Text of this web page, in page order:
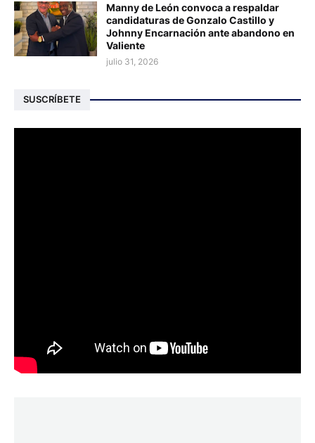
Manny de León convoca a respaldar
candidaturas de Gonzalo Castillo y
Johnny Encarnación ante abandono en
Valiente
julio 31, 2026
SUSCRÍBETE